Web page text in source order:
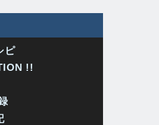
ピ
!!